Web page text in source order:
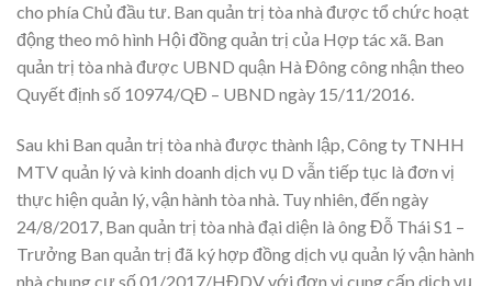
cho phía Chủ đầu tư. Ban quản trị tòa nhà được tổ chức hoạt
động theo mô hình Hội đồng quản trị của Hợp tác xã. Ban
quản trị tòa nhà được UBND quận Hà Đông công nhận theo
Quyết định số 10974/QĐ – UBND ngày 15/11/2016.
Sau khi Ban quản trị tòa nhà được thành lập, Công ty TNHH
MTV quản lý và kinh doanh dịch vụ D vẫn tiếp tục là đơn vị
thực hiện quản lý, vận hành tòa nhà. Tuy nhiên, đến ngày
24/8/2017, Ban quản trị tòa nhà đại diện là ông Đỗ Thái S1 –
Trưởng Ban quản trị đã ký hợp đồng dịch vụ quản lý vận hành
nhà chung cư số 01/2017/HĐDV với đơn vị cung cấp dịch vụ